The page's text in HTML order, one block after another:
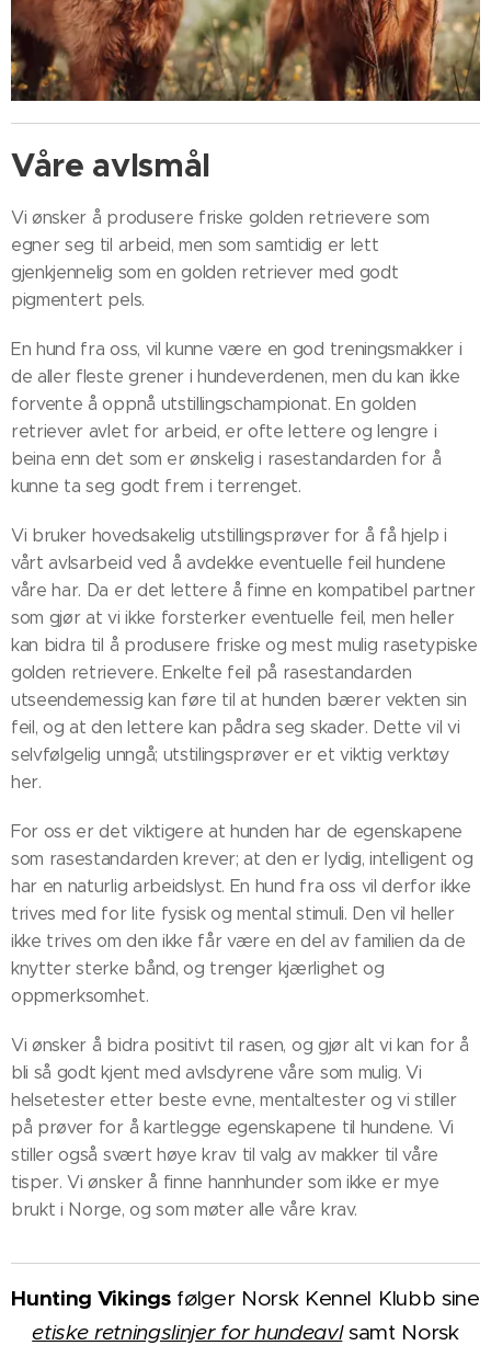
Våre avlsmål
Vi ønsker å produsere friske golden retrievere som
egner seg til arbeid, men som samtidig er lett
gjenkjennelig som en golden retriever med godt
pigmentert pels.
En hund fra oss, vil kunne være en god treningsmakker i
de aller fleste grener i hundeverdenen, men du kan ikke
forvente å oppnå utstillingschampionat. En golden
retriever avlet for arbeid, er ofte lettere og lengre i
beina enn det som er ønskelig i rasestandarden for å
kunne ta seg godt frem i terrenget.
Vi bruker hovedsakelig utstillingsprøver for å få hjelp i
vårt avlsarbeid ved å avdekke eventuelle feil hundene
våre har. Da er det lettere å finne en kompatibel partner
som gjør at vi ikke forsterker eventuelle feil, men heller
kan bidra til å produsere friske og mest mulig rasetypiske
golden retrievere. Enkelte feil på rasestandarden
utseendemessig kan føre til at hunden bærer vekten sin
feil, og at den lettere kan pådra seg skader. Dette vil vi
selvfølgelig unngå; utstilingsprøver er et viktig verktøy
her.
For oss er det viktigere at hunden har de egenskapene
som rasestandarden krever; at den er lydig, intelligent og
har en naturlig arbeidslyst. En hund fra oss vil derfor ikke
trives med for lite fysisk og mental stimuli. Den vil heller
ikke trives om den ikke får være en del av familien da de
knytter sterke bånd, og trenger kjærlighet og
oppmerksomhet.
Vi ønsker å bidra positivt til rasen, og gjør alt vi kan for å
bli så godt kjent med avlsdyrene våre som mulig. Vi
helsetester etter beste evne, mentaltester og vi stiller
på prøver for å kartlegge egenskapene til hundene. Vi
stiller også svært høye krav til valg av makker til våre
tisper. Vi ønsker å finne hannhunder som ikke er mye
brukt i Norge, og som møter alle våre krav.
Hunting Vikingsfølger Norsk Kennel Klubb sine
etiske retningslinjer for hundeavlsamt Norsk